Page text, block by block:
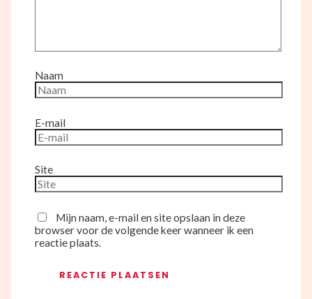
Naam
E-mail
Site
Mijn naam, e-mail en site opslaan in deze
browser voor de volgende keer wanneer ik een
reactie plaats.